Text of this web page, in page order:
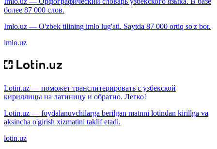
более 87 000 слов.
Imlo.uz — O'zbek tilining imlo lug'ati. Saytda 87 000 ortiq so'z bor.
imlo.uz
Lotin.uz — поможет транслитерировать с узбекской
кириллицы на латиницу и обратно. Легко!
Lotin.uz — foydalanuvchilarga berilgan matnni lotindan kirillga va
aksincha o'girish xizmatini taklif etadi.
lotin.uz